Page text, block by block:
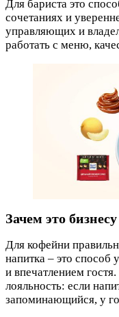
Для бариста это
сочетаниях и
управляющих и
работать с меню,
Зачем это бизнесу
Для кофейни
напитка – это способ
и впечатлением
лояльность: если
запоминающийся, у